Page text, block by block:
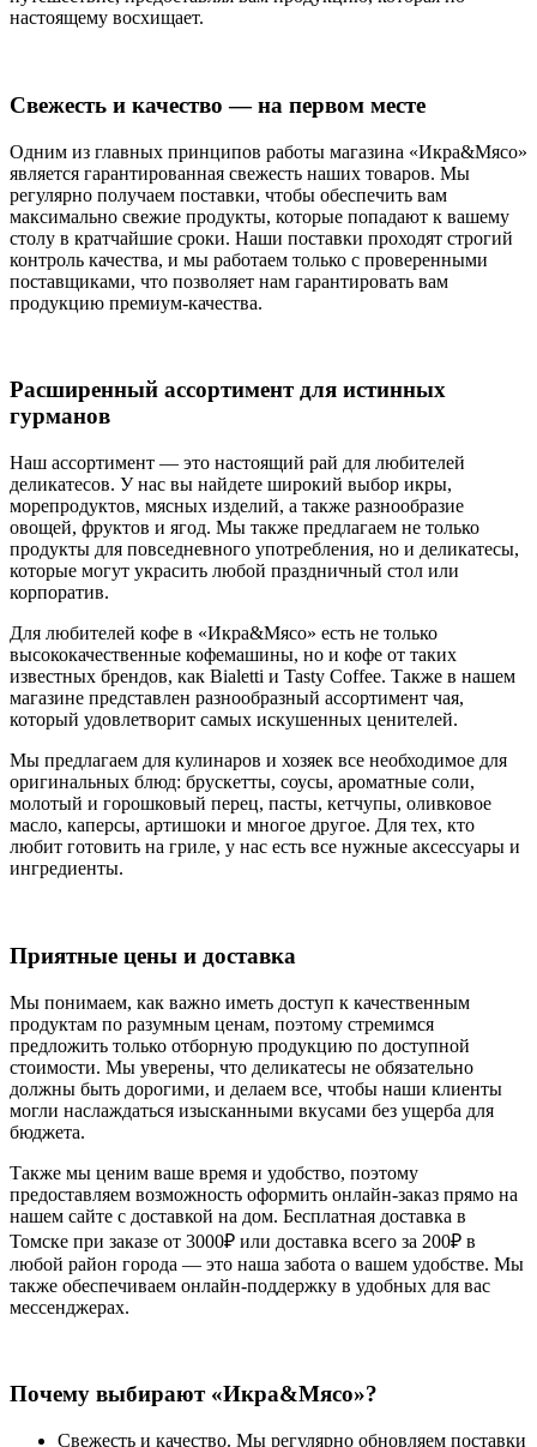
настоящему восхищает.
Свежесть и качество — на первом месте
Одним из главных принципов работы магазина «Икра&Мясо»
является гарантированная свежесть наших товаров. Мы
регулярно получаем поставки, чтобы обеспечить вам
максимально свежие продукты, которые попадают к вашему
столу в кратчайшие сроки. Наши поставки проходят строгий
контроль качества, и мы работаем только с проверенными
поставщиками, что позволяет нам гарантировать вам
продукцию премиум-качества.
Расширенный ассортимент для истинных
гурманов
Наш ассортимент — это настоящий рай для любителей
деликатесов. У нас вы найдете широкий выбор икры,
морепродуктов, мясных изделий, а также разнообразие
овощей, фруктов и ягод. Мы также предлагаем не только
продукты для повседневного употребления, но и деликатесы,
которые могут украсить любой праздничный стол или
корпоратив.
Для любителей кофе в «Икра&Мясо» есть не только
высококачественные кофемашины, но и кофе от таких
известных брендов, как Bialetti и Tasty Coffee. Также в нашем
магазине представлен разнообразный ассортимент чая,
который удовлетворит самых искушенных ценителей.
Мы предлагаем для кулинаров и хозяек все необходимое для
оригинальных блюд: брускетты, соусы, ароматные соли,
молотый и горошковый перец, пасты, кетчупы, оливковое
масло, каперсы, артишоки и многое другое. Для тех, кто
любит готовить на гриле, у нас есть все нужные аксессуары и
ингредиенты.
Приятные цены и доставка
Мы понимаем, как важно иметь доступ к качественным
продуктам по разумным ценам, поэтому стремимся
предложить только отборную продукцию по доступной
стоимости. Мы уверены, что деликатесы не обязательно
должны быть дорогими, и делаем все, чтобы наши клиенты
могли наслаждаться изысканными вкусами без ущерба для
бюджета.
Также мы ценим ваше время и удобство, поэтому
предоставляем возможность оформить онлайн-заказ прямо на
нашем сайте с доставкой на дом. Бесплатная доставка в
Томске при заказе от 3000₽ или доставка всего за 200₽ в
любой район города — это наша забота о вашем удобстве. Мы
также обеспечиваем онлайн-поддержку в удобных для вас
мессенджерах.
Почему выбирают «Икра&Мясо»?
Свежесть и качество. Мы регулярно обновляем поставки